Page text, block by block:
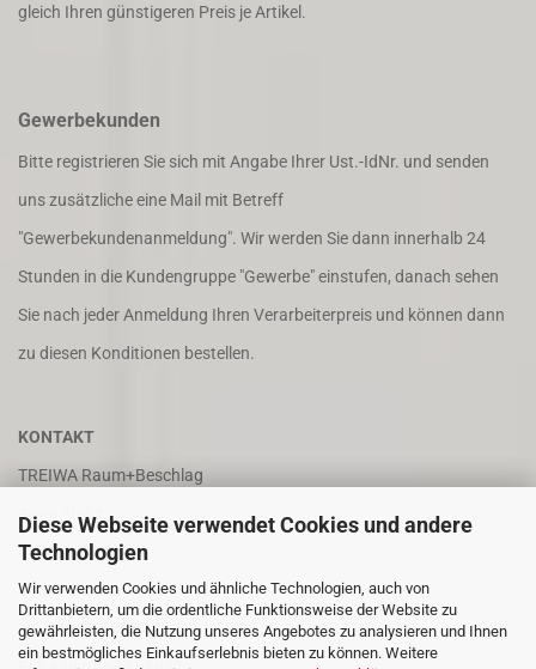
Diese Webseite verwendet Cookies und andere
Technologien
Wir verwenden Cookies und ähnliche Technologien, auch von
Drittanbietern, um die ordentliche Funktionsweise der Website zu
gewährleisten, die Nutzung unseres Angebotes zu analysieren und Ihnen
ein bestmögliches Einkaufserlebnis bieten zu können. Weitere
gleich Ihren günstigeren Preis je Artikel.
Gewerbekunden
Bitte registrieren Sie sich mit Angabe Ihrer Ust.-IdNr. und senden
uns zusätzliche eine Mail mit Betreff
"Gewerbekundenanmeldung". Wir werden Sie dann innerhalb 24
Stunden in die Kundengruppe "Gewerbe" einstufen, danach sehen
Sie nach jeder Anmeldung Ihren Verarbeiterpreis und können dann
zu diesen Konditionen bestellen.
KONTAKT
TREIWA Raum+Beschlag
Alwin Treitz
In der Puhl 8
66687 Wadern
Tel. +49 (0)6871 4202